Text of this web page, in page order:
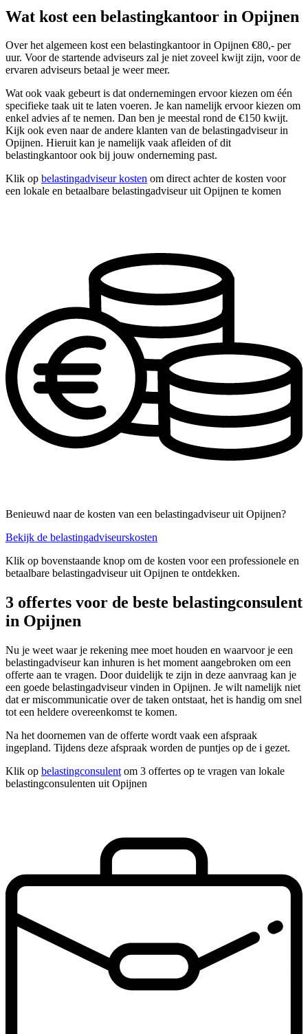
Wat kost een belastingkantoor in Opijnen
Over het algemeen kost een belastingkantoor in Opijnen €80,- per
uur. Voor de startende adviseurs zal je niet zoveel kwijt zijn, voor de
ervaren adviseurs betaal je weer meer.
Wat ook vaak gebeurt is dat ondernemingen ervoor kiezen om één
specifieke taak uit te laten voeren. Je kan namelijk ervoor kiezen om
enkel advies af te nemen. Dan ben je meestal rond de €150 kwijt.
Kijk ook even naar de andere klanten van de belastingadviseur in
Opijnen. Hieruit kan je namelijk vaak afleiden of dit
belastingkantoor ook bij jouw onderneming past.
Klik op belastingadviseur kosten om direct achter de kosten voor
een lokale en betaalbare belastingadviseur uit Opijnen te komen
Benieuwd naar de kosten van een belastingadviseur uit Opijnen?
Bekijk de belastingadviseurskosten
Klik op bovenstaande knop om de kosten voor een professionele en
betaalbare belastingadviseur uit Opijnen te ontdekken.
3 offertes voor de beste belastingconsulent
in Opijnen
Nu je weet waar je rekening mee moet houden en waarvoor je een
belastingadviseur kan inhuren is het moment aangebroken om een
offerte aan te vragen. Door duidelijk te zijn in deze aanvraag kan je
een goede belastingadviseur vinden in Opijnen. Je wilt namelijk niet
dat er miscommunicatie over de taken ontstaat, het is handig om snel
tot een heldere overeenkomst te komen.
Na het doornemen van de offerte wordt vaak een afspraak
ingepland. Tijdens deze afspraak worden de puntjes op de i gezet.
Klik op belastingconsulent om 3 offertes op te vragen van lokale
belastingconsulenten uit Opijnen